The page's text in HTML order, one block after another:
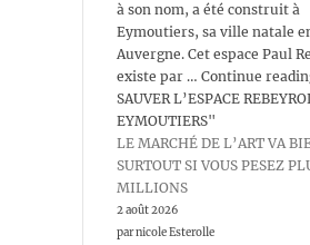
à son nom, a été construit à
Eymoutiers, sa ville natale
Auvergne. Cet espace Paul
existe par … Continue
SAUVER L’ESPACE
EYMOUTIERS"
LE MARCHÉ DE L’ART VA
SURTOUT SI VOUS PESEZ
MILLIONS
2 août 2026
par nicole Esterolle